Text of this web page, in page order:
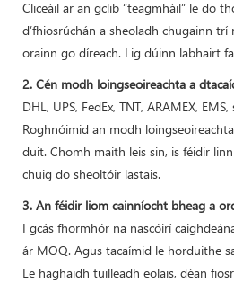
Cliceáil ar an gclib “teagmháil” le do
d’fhiosrúchán a sheoladh chugainn
orainn go díreach. Lig dúinn labhairt
2. Cén modh loingseoireachta a
DHL, UPS, FedEx, TNT, ARAMEX,
Roghnóimid an modh
duit. Chomh maith leis sin, is féidir
chuig do sheoltóir lastais.
3. An féidir liom cainníocht bheag a
I gcás fhormhór na nascóirí
ár MOQ. Agus tacaímid le horduithe
Le haghaidh tuilleadh eolais, déan